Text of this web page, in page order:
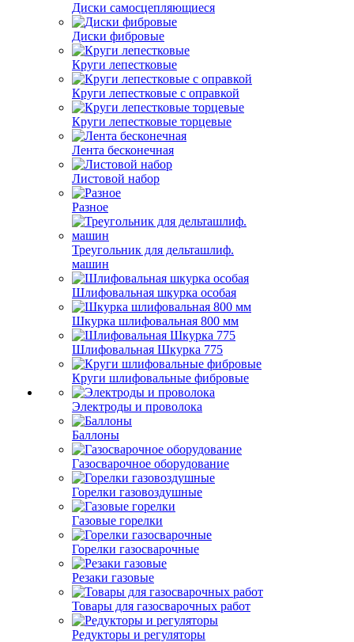
Диски самосцепляющиеся
Диски фибровые
Круги лепестковые
Круги лепестковые с оправкой
Круги лепестковые торцевые
Лента бесконечная
Листовой набор
Разное
Треугольник для дельташлиф.
машин
Шлифовальная шкурка особая
Шкурка шлифовальная 800 мм
Шлифовальная Шкурка 775
Круги шлифовальные фибровые
Электроды и проволока
Баллоны
Газосварочное оборудование
Горелки газовоздушные
Газовые горелки
Горелки газосварочные
Резаки газовые
Товары для газосварочных работ
Редукторы и регуляторы